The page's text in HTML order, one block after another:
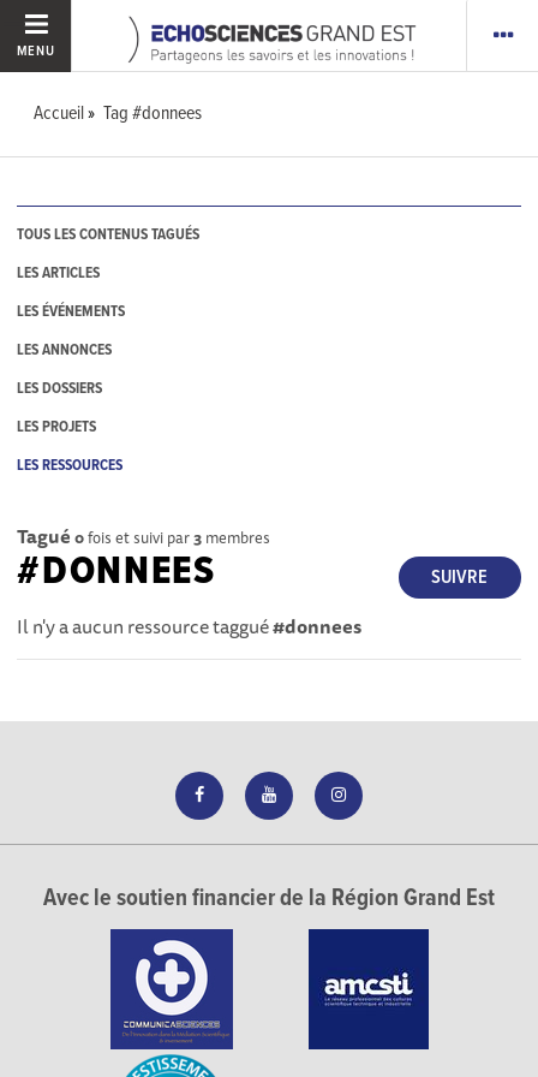
MENU
Accueil Tag #donnees
TOUS LES CONTENUS TAGUÉS
LES ARTICLES
LES ÉVÉNEMENTS
LES ANNONCES
LES DOSSIERS
LES PROJETS
LES RESSOURCES
Tagué 0fois et suivi par3 membres
SUIVRE
#DONNEES
Il n'y a aucun ressource taggué#donnees
Avec le soutien financier de la Région Grand Est